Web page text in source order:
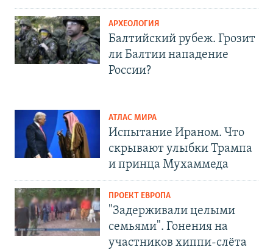
АРХЕОЛОГИЯ
Балтийский рубеж. Грозит
ли Балтии нападение
России?
АТЛАС МИРА
Испытание Ираном. Что
скрывают улыбки Трампа
и принца Мухаммеда
ПРОЕКТ ЕВРОПА
"Задерживали целыми
семьями". Гонения на
участников хиппи-слёта